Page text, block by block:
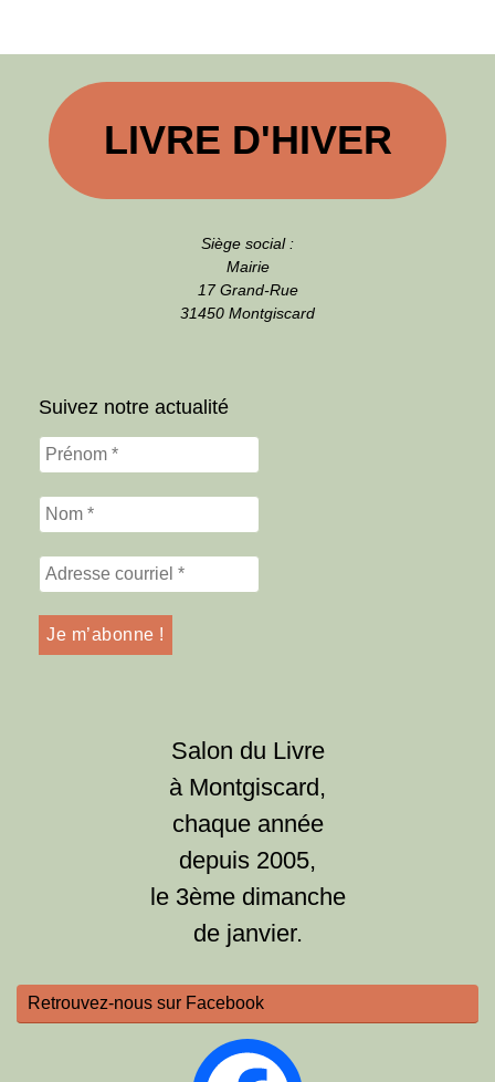
LIVRE D'HIVER
Siège social :
Mairie
17 Grand-Rue
31450 Montgiscard
Suivez notre actualité
Salon du Livre
à Montgiscard,
chaque année
depuis 2005,
le 3ème dimanche
de janvier.
Retrouvez-nous sur Facebook